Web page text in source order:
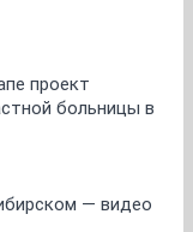
проект
больницы в
— видео